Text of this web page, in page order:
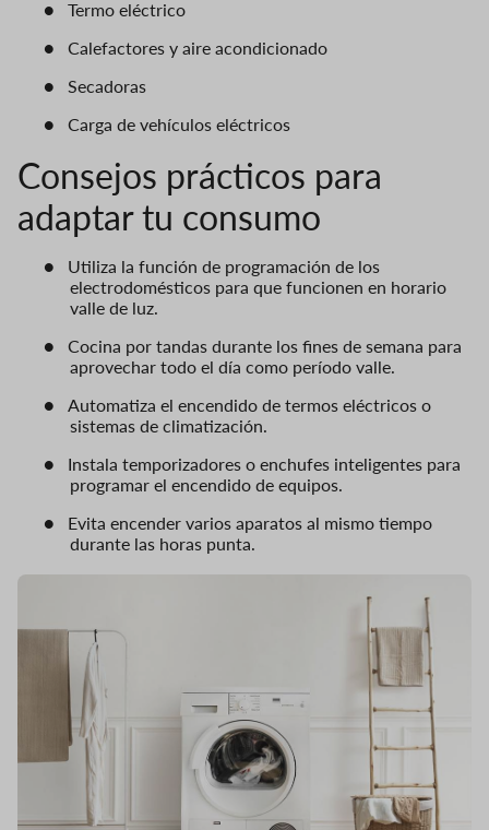
●
Termo eléctrico
●
Calefactores y aire acondicionado
●
Secadoras
●
Carga de vehículos eléctricos
Consejos prácticos para
adaptar tu consumo
●
Utiliza la función de programación de los
electrodomésticos para que funcionen en horario
valle de luz.
●
Cocina por tandas durante los fines de semana para
aprovechar todo el día como período valle.
●
Automatiza el encendido de termos eléctricos o
sistemas de climatización.
●
Instala temporizadores o enchufes inteligentes para
programar el encendido de equipos.
●
Evita encender varios aparatos al mismo tiempo
durante las horas punta.